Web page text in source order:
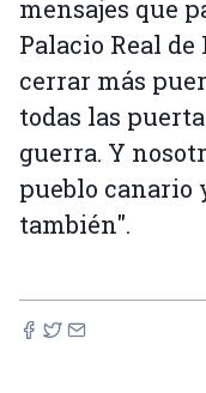
mensajes que
Palacio Real
cerrar más
todas las
guerra. Y
pueblo canario
también".